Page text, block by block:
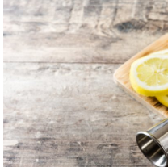
e
tutte
novità
del
comparto
Horeca.